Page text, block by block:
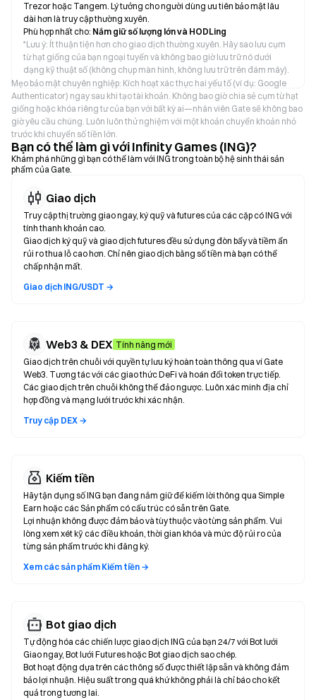
Trezor hoặc Tangem. Lý tưởng cho người dùng ưu tiên bảo mật lâu
dài hơn là truy cập thường xuyên.
Phù hợp nhất cho: Nắm giữ số lượng lớn và HODLing
*Lưu ý: Ít thuận tiện hơn cho giao dịch thường xuyên. Hãy sao lưu cụm
từ hạt giống của bạn ngoại tuyến và không bao giờ lưu trữ nó dưới
dạng kỹ thuật số (không chụp màn hình, không lưu trữ trên đám mây).
Mẹo bảo mật chuyên nghiệp: Kích hoạt xác thực hai yếu tố (ví dụ: Google
Authenticator) ngay sau khi tạo tài khoản. Không bao giờ chia sẻ cụm từ hạt
giống hoặc khóa riêng tư của bạn với bất kỳ ai—nhân viên Gate sẽ không bao
giờ yêu cầu chúng. Luôn luôn thử nghiệm với một khoản chuyển khoản nhỏ
trước khi chuyển số tiền lớn.
Bạn có thể làm gì với Infinity Games (ING)?
Khám phá những gì bạn có thể làm với ING trong toàn bộ hệ sinh thái sản
phẩm của Gate.
Giao dịch
Truy cập thị trường giao ngay, ký quỹ và futures của các cặp có ING với
tính thanh khoản cao.
Giao dịch ký quỹ và giao dịch futures đều sử dụng đòn bẩy và tiềm ẩn
rủi ro thua lỗ cao hơn. Chỉ nên giao dịch bằng số tiền mà bạn có thể
chấp nhận mất.
Giao dịch ING/USDT →
Web3 & DEX Tính năng mới
Giao dịch trên chuỗi với quyền tự lưu ký hoàn toàn thông qua ví Gate
Web3. Tương tác với các giao thức DeFi và hoán đổi token trực tiếp.
Các giao dịch trên chuỗi không thể đảo ngược. Luôn xác minh địa chỉ
hợp đồng và mạng lưới trước khi xác nhận.
Truy cập DEX →
Kiếm tiền
Hãy tận dụng số ING bạn đang nắm giữ để kiếm lời thông qua Simple
Earn hoặc các Sản phẩm có cấu trúc có sẵn trên Gate.
Lợi nhuận không được đảm bảo và tùy thuộc vào từng sản phẩm. Vui
lòng xem xét kỹ các điều khoản, thời gian khóa và mức độ rủi ro của
từng sản phẩm trước khi đăng ký.
Xem các sản phẩm Kiếm tiền →
Bot giao dịch
Tự động hóa các chiến lược giao dịch ING của bạn 24/7 với Bot lưới
Giao ngay, Bot lưới Futures hoặc Bot giao dịch sao chép.
Bot hoạt động dựa trên các thông số được thiết lập sẵn và không đảm
bảo lợi nhuận. Hiệu suất trong quá khứ không phải là chỉ báo cho kết
quả trong tương lai.